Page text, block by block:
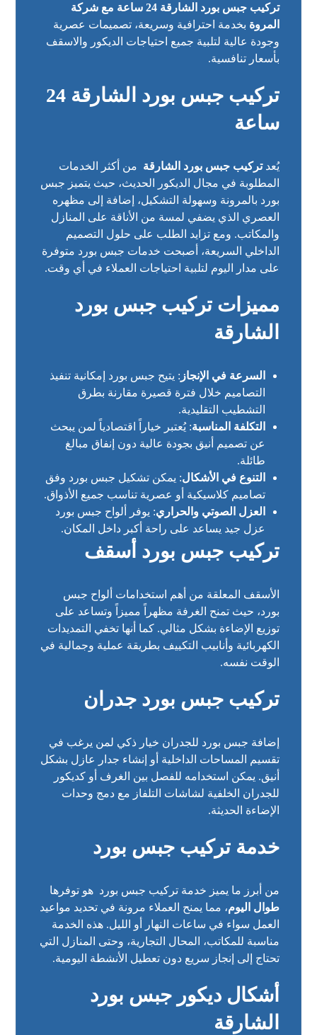
تركيب جبس بورد الشارقة 24 ساعة مع شركة
المروة بخدمة احترافية وسريعة، تصميمات عصرية
وجودة عالية لتلبية جميع احتياجات الديكور والاسقف
بأسعار تنافسية.
تركيب جبس بورد الشارقة 24
ساعة
يُعدتركيب جبس بورد الشارقة من أكثر الخدمات
المطلوبة في مجال الديكور الحديث، حيث يتميز جبس
بورد بالمرونة وسهولة التشكيل، إضافة إلى مظهره
العصري الذي يضفي لمسة من الأناقة على المنازل
والمكاتب. ومع تزايد الطلب على حلول التصميم
الداخلي السريعة، أصبحت خدمات جبس بورد متوفرة
على مدار اليوم لتلبية احتياجات العملاء في أي وقت.
مميزات تركيب جبس بورد
الشارقة
السرعة في الإنجاز : يتيح جبس بورد إمكانية تنفيذ
التصاميم خلال فترة قصيرة مقارنة بطرق
التشطيب التقليدية.
التكلفة المناسبة: يُعتبر خياراً اقتصادياً لمن يبحث
عن تصميم أنيق بجودة عالية دون إنفاق مبالغ
طائلة.
التنوع في الأشكال: يمكن تشكيل جبس بورد وفق
تصاميم كلاسيكية أو عصرية تناسب جميع الأذواق.
العزل الصوتي والحراري: يوفر ألواح جبس بورد
عزل جيد يساعد على راحة أكبر داخل المكان.
تركيب جبس بورد أسقف
الأسقف المعلقة من أهم استخدامات ألواح جبس
بورد، حيث تمنح الغرفة مظهراً مميزاً وتساعد على
توزيع الإضاءة بشكل مثالي. كما أنها تخفي التمديدات
الكهربائية وأنابيب التكييف بطريقة عملية وجمالية في
الوقت نفسه.
تركيب جبس بورد جدران
إضافة جبس بورد للجدران خيار ذكي لمن يرغب في
تقسيم المساحات الداخلية أو إنشاء جدار عازل بشكل
أنيق. يمكن استخدامه للفصل بين الغرف أو كديكور
للجدران الخلفية لشاشات التلفاز مع دمج وحدات
الإضاءة الحديثة.
خدمة تركيب جبس بورد
من أبرز ما يميز خدمة تركيب جبس بورد هو توفرها
طوال اليوم، مما يمنح العملاء مرونة في تحديد مواعيد
العمل سواء في ساعات النهار أو الليل. هذه الخدمة
مناسبة للمكاتب، المحال التجارية، وحتى المنازل التي
تحتاج إلى إنجاز سريع دون تعطيل الأنشطة اليومية.
أشكال ديكور جبس بورد
الشارقة